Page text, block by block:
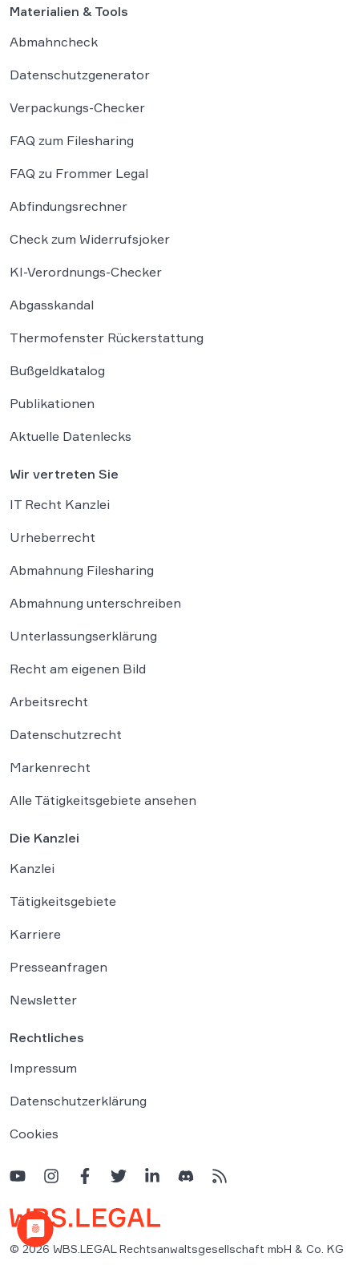
Materialien & Tools
Abmahncheck
Datenschutzgenerator
Verpackungs-Checker
FAQ zum Filesharing
FAQ zu Frommer Legal
Abfindungsrechner
Check zum Widerrufsjoker
KI-Verordnungs-Checker
Abgasskandal
Thermofenster Rückerstattung
Bußgeldkatalog
Publikationen
Aktuelle Datenlecks
Wir vertreten Sie
IT Recht Kanzlei
Urheberrecht
Abmahnung Filesharing
Abmahnung unterschreiben
Unterlassungserklärung
Recht am eigenen Bild
Arbeitsrecht
Datenschutzrecht
Markenrecht
Alle Tätigkeitsgebiete ansehen
Die Kanzlei
Kanzlei
Tätigkeitsgebiete
Karriere
Presseanfragen
Newsletter
Rechtliches
Impressum
Datenschutzerklärung
Cookies
© 2026 WBS.LEGAL Rechtsanwaltsgesellschaft mbH & Co. KG